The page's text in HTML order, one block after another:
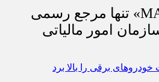
سرشماره «MALIAT» تنها مرجع رسمی
امور مالیاتی